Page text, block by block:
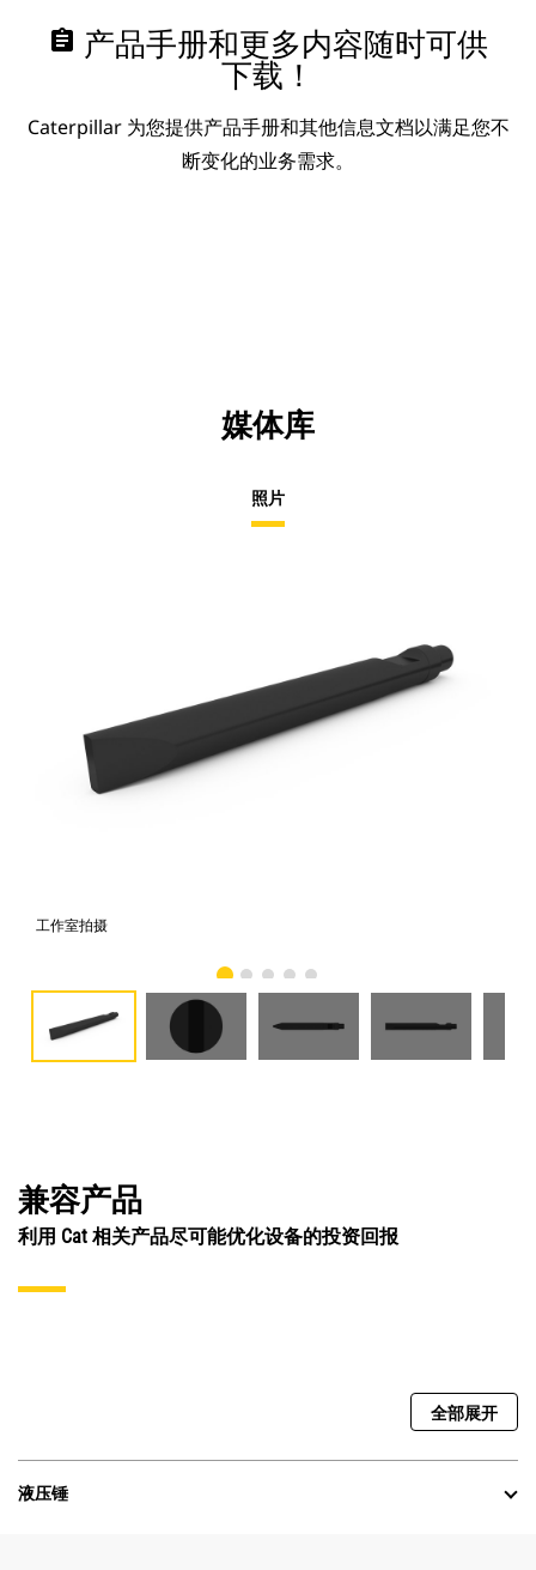
assignment 产品手册和更多内容随时可供
下载！
Caterpillar 为您提供产品手册和其他信息文档以满足您不
断变化的业务需求。
媒体库
照片
工作室拍摄
兼容产品
利用 Cat 相关产品尽可能优化设备的投资回报
全部展开
液压锤